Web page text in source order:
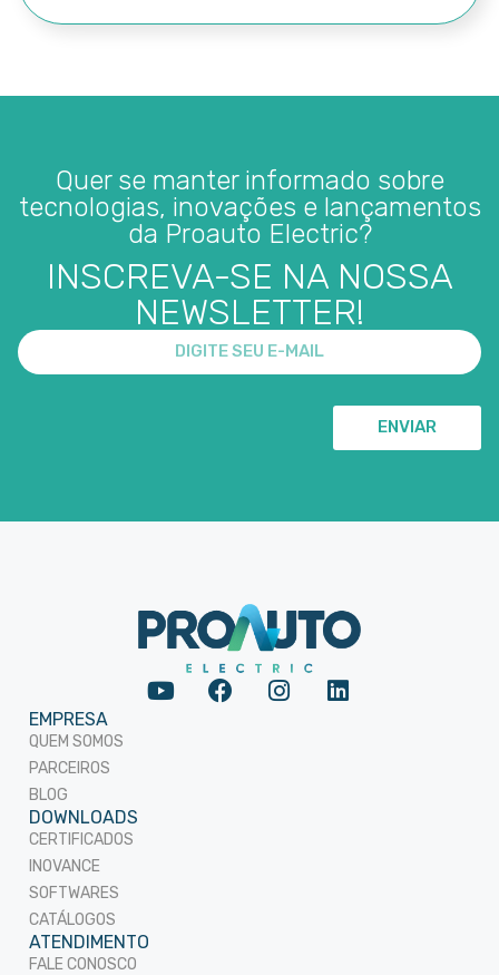
Quer se manter informado sobre
tecnologias, inovações e lançamentos
da Proauto Electric?
INSCREVA-SE NA NOSSA
NEWSLETTER!
ENVIAR
EMPRESA
QUEM SOMOS
PARCEIROS
BLOG
DOWNLOADS
CERTIFICADOS
INOVANCE
SOFTWARES
CATÁLOGOS
ATENDIMENTO
FALE CONOSCO